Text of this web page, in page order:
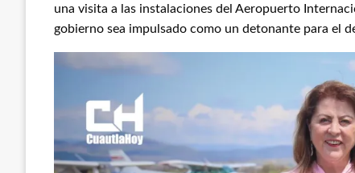
una visita a las instalaciones del Aeropuerto
gobierno sea impulsado como un detonante para el